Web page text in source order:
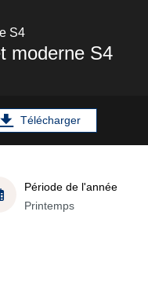
S4
moderne S4
Télécharger
Période de l'année
Printemps